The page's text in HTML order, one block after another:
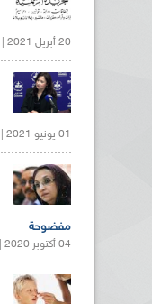
20 أبريل 2021 |
01 يونيو 2021 |
مفضوحة
04 أكتوبر 2020 |